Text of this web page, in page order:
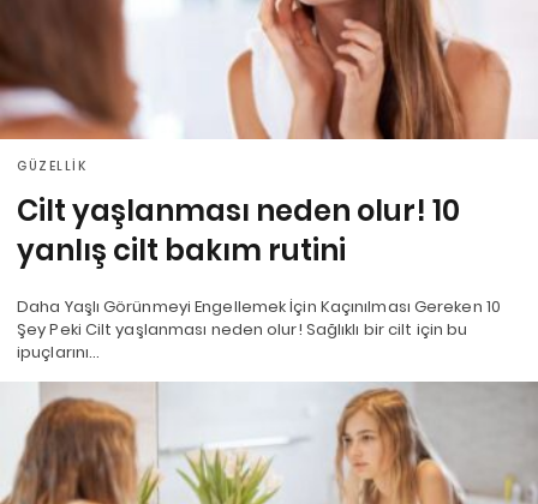
GÜZELLIK
Cilt yaşlanması neden olur! 10
yanlış cilt bakım rutini
Daha Yaşlı Görünmeyi Engellemek İçin Kaçınılması Gereken 10
Şey Peki Cilt yaşlanması neden olur! Sağlıklı bir cilt için bu
ipuçlarını…